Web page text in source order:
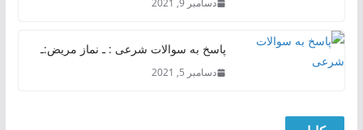
دسامبر 9, 2021
پاسخ به سوالات شرعی : ـ نماز مریض:ـ
دسامبر 5, 2021